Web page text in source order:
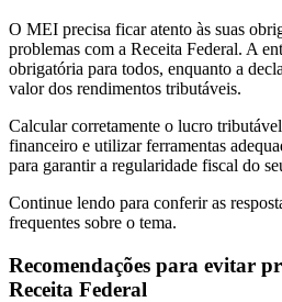
O MEI precisa ficar atento às suas
problemas com a Receita Federal. A
obrigatória para todos, enquanto a
valor dos rendimentos tributáveis.
Calcular corretamente o lucro
financeiro e utilizar ferramentas
para garantir a regularidade fiscal do
Continue lendo para conferir as
frequentes sobre o tema.
Recomendações para evitar
Receita Federal